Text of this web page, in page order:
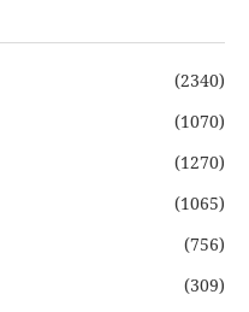
(2340)
(1070)
(1270)
(1065)
(756)
(309)